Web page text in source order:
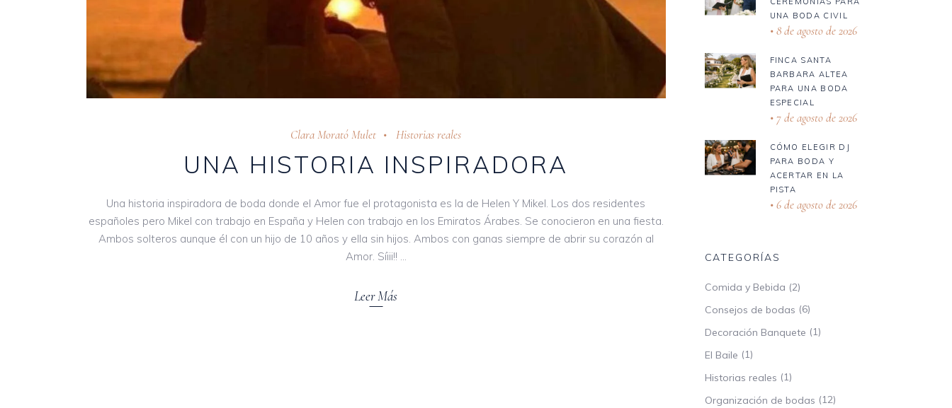
Clara Morató Mulet Historias reales
UNA HISTORIA INSPIRADORA
Una historia inspiradora de boda donde el Amor fue el protagonista es la de Helen Y Mikel. Los dos residentes
españoles pero Mikel con trabajo en España y Helen con trabajo en los Emiratos Árabes. Se conocieron en una fiesta.
Ambos solteros aunque él con un hijo de 10 años y ella sin hijos. Ambos con ganas siempre de abrir su corazón al
Amor. Síiii!!
Leer Más
UNA BODA CIVIL
8 de agosto de 2026
FINCA SANTA
BARBARA ALTEA
PARA UNA BODA
ESPECIAL
7 de agosto de 2026
CÓMO ELEGIR DJ
PARA BODA Y
ACERTAR EN LA
PISTA
6 de agosto de 2026
CATEGORÍAS
Comida y Bebida (2)
Consejos de bodas (6)
Decoración Banquete (1)
El Baile (1)
Historias reales (1)
Organización de bodas (12)